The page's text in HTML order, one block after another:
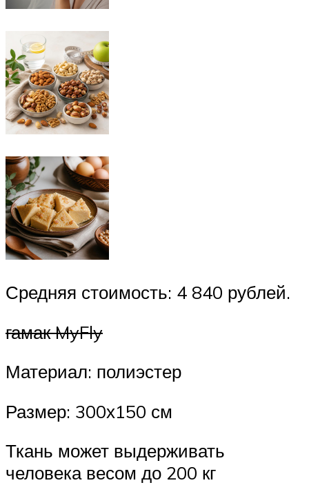
Средняя стоимость: 4 840 рублей.
гамак MyFly
Материал: полиэстер
Размер: 300х150 см
Ткань может выдерживать
человека весом до 200 кг